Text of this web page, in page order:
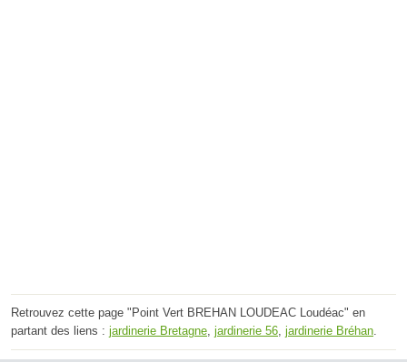
Retrouvez cette page "Point Vert BREHAN LOUDEAC Loudéac" en
partant des liens : jardinerie Bretagne jardinerie 56 jardinerie Bréhan